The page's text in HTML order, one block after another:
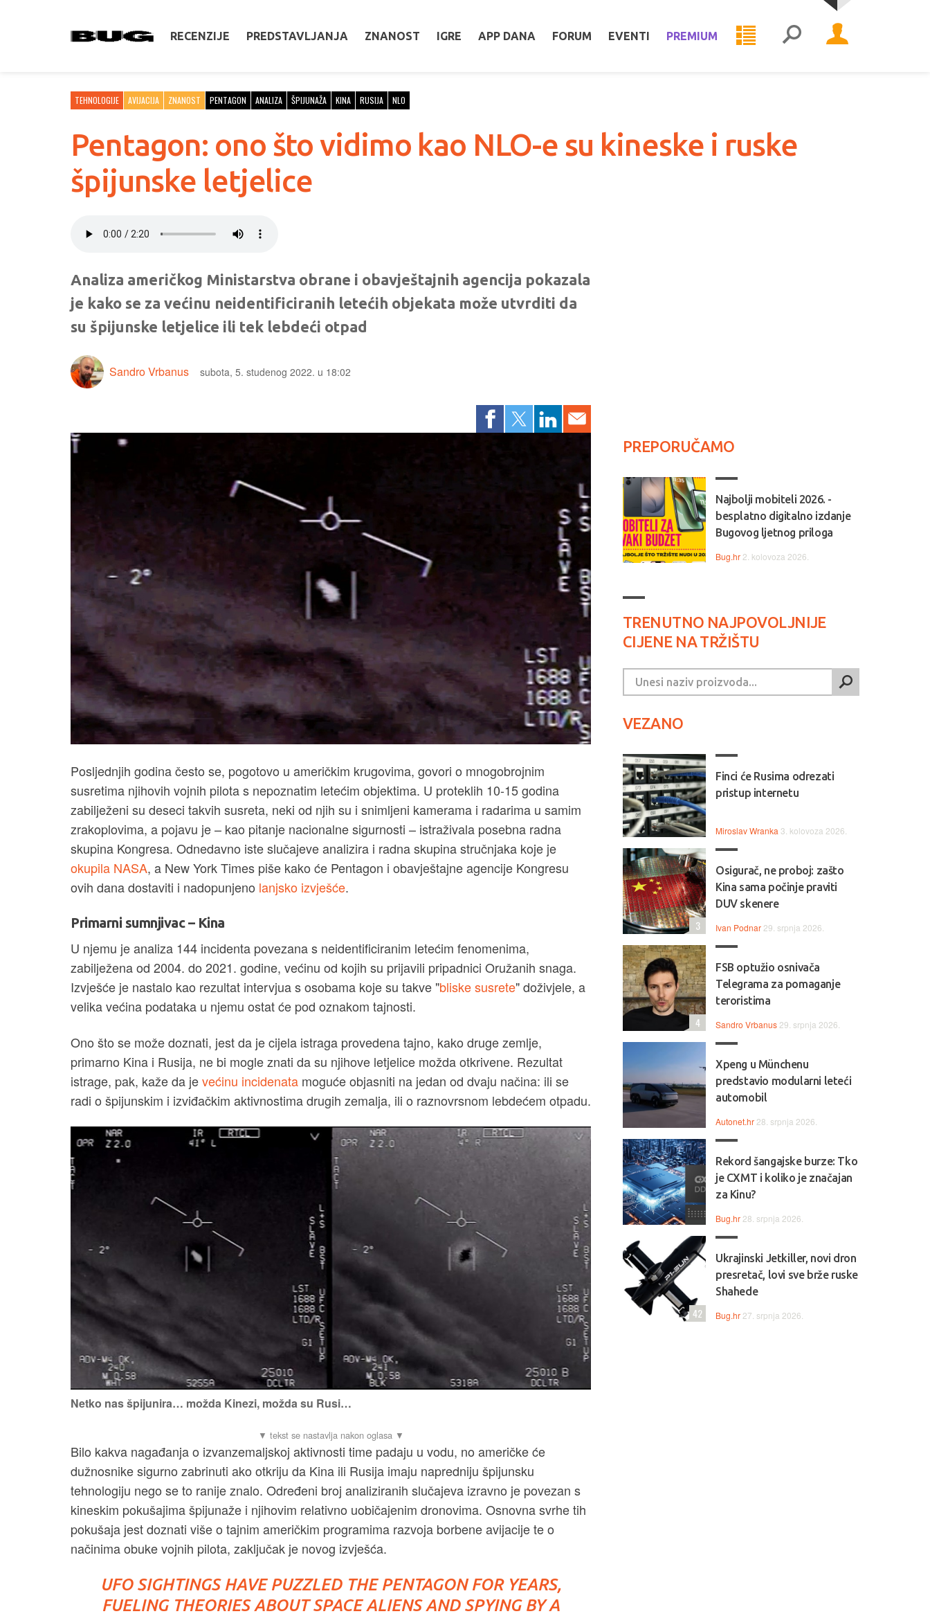
RECENZIJE PREDSTAVLJANJA ZNANOST IGRE APP DANA FORUM EVENTI PREMIUM
TEHNOLOGIJE AVIJACIJA ZNANOST PENTAGON ANALIZA ŠPIJUNAŽA KINA RUSIJA NLO
Pentagon: ono što vidimo kao NLO-e su kineske i ruske
špijunske letjelice
Analiza američkog Ministarstva obrane i obavještajnih agencija pokazala
je kako se za većinu neidentificiranih letećih objekata može utvrditi da
su špijunske letjelice ili tek lebdeći otpad
Sandro Vrbanus subota, 5. studenog 2022. u 18:02
Posljednjih godina često se, pogotovo u američkim krugovima, govori o mnogobrojnim
susretima njihovih vojnih pilota s nepoznatim letećim objektima. U proteklih 10-15 godina
zabilježeni su deseci takvih susreta, neki od njih su i snimljeni kamerama i radarima u samim
zrakoplovima, a pojavu je – kao pitanje nacionalne sigurnosti – istraživala posebna radna
skupina Kongresa. Odnedavno iste slučajeve analizira i radna skupina stručnjaka koje je
okupila NASA, a New York Times piše kako će Pentagon i obavještajne agencije Kongresu
ovih dana dostaviti i nadopunjeno lanjsko izvješće.
Primarni sumnjivac – Kina
U njemu je analiza 144 incidenta povezana s neidentificiranim letećim fenomenima,
zabilježena od 2004. do 2021. godine, većinu od kojih su prijavili pripadnici Oružanih snaga.
Izvješće je nastalo kao rezultat intervjua s osobama koje su takve "bliske susrete" doživjele, a
velika većina podataka u njemu ostat će pod oznakom tajnosti.
Ono što se može doznati, jest da je cijela istraga provedena tajno, kako druge zemlje,
primarno Kina i Rusija, ne bi mogle znati da su njihove letjelice možda otkrivene. Rezultat
istrage, pak, kaže da jevećinu incidenata moguće objasniti na jedan od dvaju načina: ili se
radi o špijunskim i izviđačkim aktivnostima drugih zemalja, ili o raznovrsnom lebdećem otpadu.
Netko nas špijunira… možda Kinezi, možda su Rusi…
Bilo kakva nagađanja o izvanzemaljskoj aktivnosti time padaju u vodu, no američke će
dužnosnike sigurno zabrinuti ako otkriju da Kina ili Rusija imaju napredniju špijunsku
tehnologiju nego se to ranije znalo. Određeni broj analiziranih slučajeva izravno je povezan s
kineskim pokušajima špijunaže i njihovim relativno uobičajenim dronovima. Osnovna svrhe tih
pokušaja jest doznati više o tajnim američkim programima razvoja borbene avijacije te o
načinima obuke vojnih pilota, zaključak je novog izvješća.
UFO SIGHTINGS HAVE PUZZLED THE PENTAGON FOR YEARS,
FUELING THEORIES ABOUT SPACE ALIENS AND SPYING BY A
PREPORUČAMO
Najbolji mobiteli 2026. -
besplatno digitalno izdanje
Bugovog ljetnog priloga
Bug.hr 2. kolovoza 2026.
TRENUTNO NAJPOVOLJNIJE
CIJENE NA TRŽIŠTU
VEZANO
Finci će Rusima odrezati
pristup internetu
Miroslav Wranka 3. kolovoza 2026.
Osigurač, ne proboj: zašto
Kina sama počinje praviti
DUV skenere
Ivan Podnar 29. srpnja 2026.
3
FSB optužio osnivača
Telegrama za pomaganje
teroristima
Sandro Vrbanus 29. srpnja 2026.
4
Xpeng u Münchenu
predstavio modularni leteći
automobil
Autonet.hr 28. srpnja 2026.
Rekord šangajske burze: Tko
je CXMT i koliko je značajan
za Kinu?
Bug.hr 28. srpnja 2026.
Ukrajinski Jetkiller, novi dron
presretač, lovi sve brže ruske
Shahede
Bug.hr 27. srpnja 2026.
42